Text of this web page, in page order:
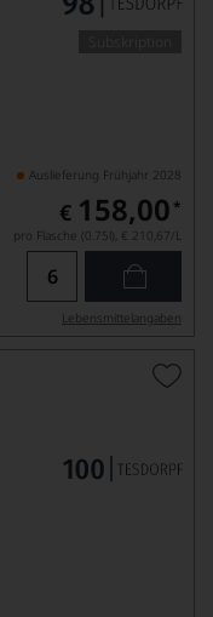
Auslieferung Frühjahr 2028
€ 158,00 *
pro Flasche (0.75l), € 210,67/L
Lebensmittel­angaben